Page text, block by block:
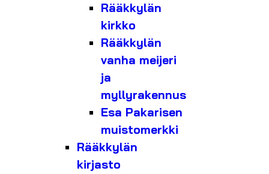
Rääkkylän
kirkko
Rääkkylän
vanha meijeri
ja
myllyrakennus
Esa Pakarisen
muistomerkki
Rääkkylän
kirjasto